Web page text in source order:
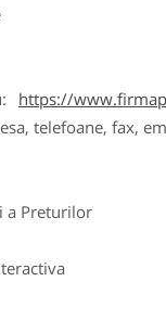
https://
telefoane, fax,
a Preturilor